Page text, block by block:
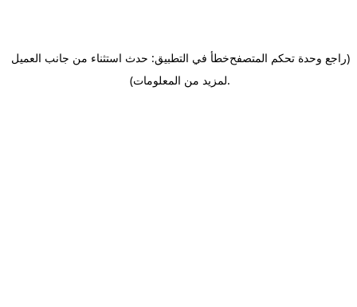
خطأ في التطبيق: حدث استثناء من جانب العميل(راجع وحدة تحكم المتصفح
لمزيد من المعلومات).